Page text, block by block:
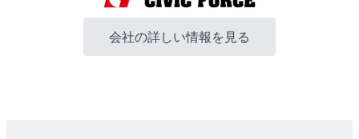
会社の詳しい情報を見る